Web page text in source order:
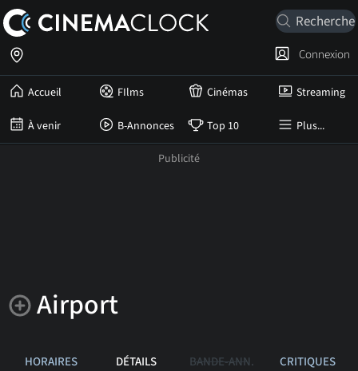
Accueil FIlms Cinémas Streaming
À venir B-Annonces Top 10 Plus...
Connexion
Airport
HORAIRES DÉTAILS BANDE-ANN. CRITIQUES